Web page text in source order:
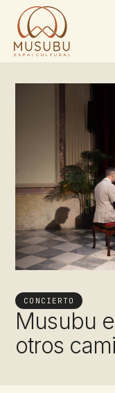
CONCIERTO
Musubu
otros